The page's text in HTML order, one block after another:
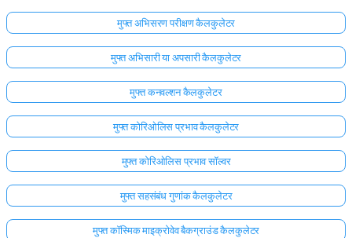
मुफ्त अभिसरण परीक्षण कैलकुलेटर
मुफ्त अभिसारी या अपसारी कैलकुलेटर
मुफ्त कनवल्शन कैलकुलेटर
मुफ्त कोरिओलिस प्रभाव कैलकुलेटर
मुफ्त कोरिओलिस प्रभाव सॉल्वर
मुफ्त सहसंबंध गुणांक कैलकुलेटर
मुफ्त कॉस्मिक माइक्रोवेव बैकग्राउंड कैलकुलेटर